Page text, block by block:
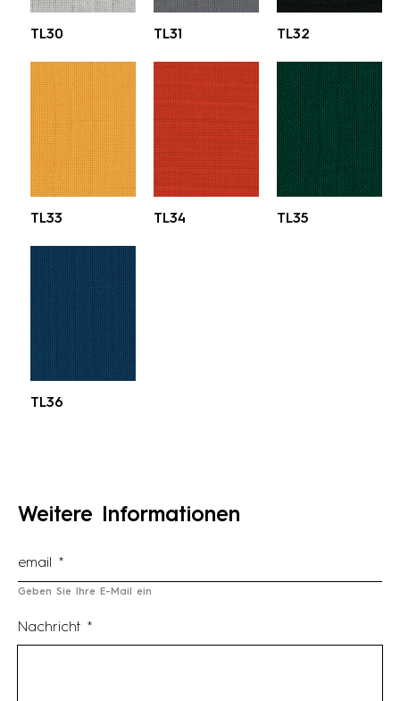
TL30 TL31 TL32
TL33 TL34 TL35
TL36
Weitere Informationen
Geben Sie Ihre E-Mail ein
Nachricht *